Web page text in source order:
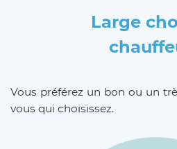
Large
Vous préférez un bon ou un
vous qui choisissez.